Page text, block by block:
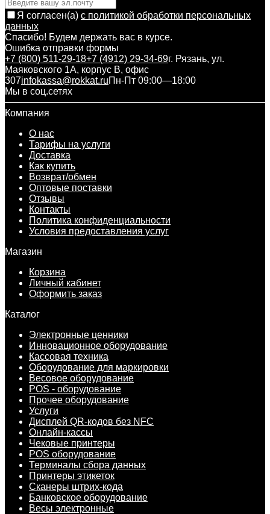
Я согласен(a) с политикой обработки персональных
данных
Спасибо! Будем держать вас в курсе.
Ошибка отправки формы
+7 (800) 511-29-18+7 (4912) 29-34-69г. Рязань, ул.
Маяковского 1А, корпус B, офис
307infokassa@rokkat.ruПн-Пт 09:00—18:00
Мы в соц.сетях
Компания
О нас
Тарифы на услуги
Доставка
Как купить
Возврат/обмен
Оптовые поставки
Отзывы
Контакты
Политика конфиденциальности
Условия предоставления услуг
Магазин
Корзина
Личный кабинет
Оформить заказ
Каталог
Электронные ценники
Инновационное оборудование
Кассовая техника
Оборудование для маркировки
Весовое оборудование
POS - оборудование
Прочее оборудование
Услуги
Дисплей QR-кодов без NFC
Онлайн-кассы
Чековые принтеры
POS оборудование
Терминалы сбора данных
Принтеры этикеток
Сканеры штрих-кода
Банковское оборудование
Весы электронные